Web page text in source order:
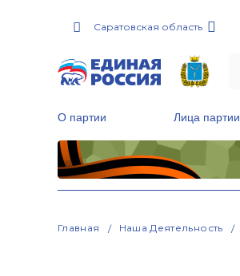
Саратовская область
О партии Лица партии
Главная Наша Деятельность